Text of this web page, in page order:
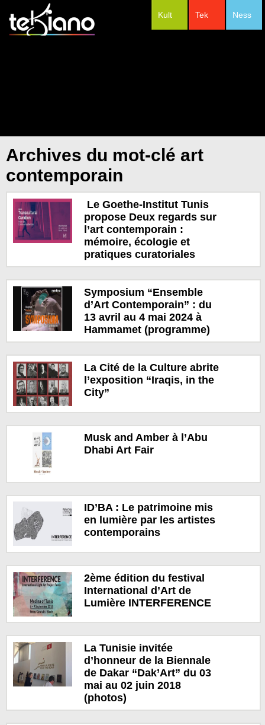
Ness
Tek
Kult
Archives du mot-clé art
contemporain
Le Goethe-Institut Tunis
propose Deux regards sur
l’art contemporain :
mémoire, écologie et
pratiques curatoriales
Symposium “Ensemble
d’Art Contemporain” : du
13 avril au 4 mai 2024 à
Hammamet (programme)
La Cité de la Culture abrite
l’exposition “Iraqis, in the
City”
Musk and Amber à l’Abu
Dhabi Art Fair
ID’BA : Le patrimoine mis
en lumière par les artistes
contemporains
2ème édition du festival
International d’Art de
Lumière INTERFERENCE
La Tunisie invitée
d’honneur de la Biennale
de Dakar “Dak’Art” du 03
mai au 02 juin 2018
(photos)